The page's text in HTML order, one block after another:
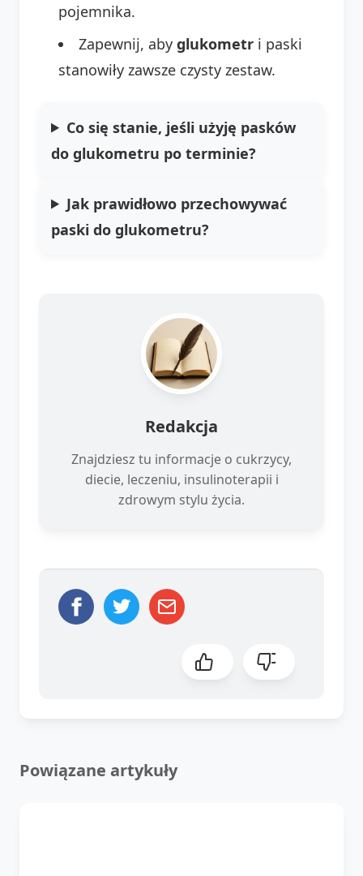
pojemnika.
Zapewnij, aby glukometr i paski
stanowiły zawsze czysty zestaw.
Co się stanie, jeśli użyję pasków
do glukometru po terminie?
Jak prawidłowo przechowywać
paski do glukometru?
Redakcja
Znajdziesz tu informacje o cukrzycy,
diecie, leczeniu, insulinoterapii i
zdrowym stylu życia.
Powiązane artykuły